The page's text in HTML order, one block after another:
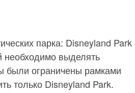
парка: Disneyland Park
выделять
ограничены рамками
только Disneyland Park.